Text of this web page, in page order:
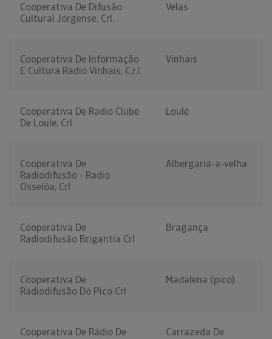
Cooperativa De Difusão
Cultural Jorgense, Crl.
Velas
Cooperativa De Informação
E Cultura Radio Vinhais, C.r.l.
Vinhais
Cooperativa De Radio Clube
De Loule, Crl
Loulé
Cooperativa De
Radiodifusão - Radio
Osselôa, Crl
Albergaria-a-velha
Cooperativa De
Radiodifusão Brigantia Crl
Bragança
Cooperativa De
Radiodifusão Do Pico Crl
Madalena (pico)
Cooperativa De Rádio De
Carrazeda De